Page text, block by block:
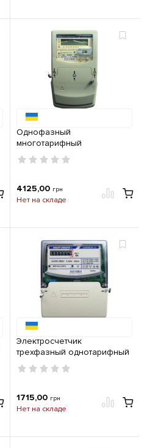
Однофазный
многотарифный
электросчетчик 2-элем. СЕ
102-U .2 S7 149-
80А) Энергомера
4125,00 грн
Нет на складе
Электросчетчик
трехфазный однотарифный
ЦЭ 6804- U/1 220В 10-100А
3ф. 4пр. МР32 Энергомера
1715,00 грн
Нет на складе